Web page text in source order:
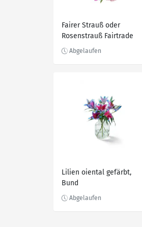
Fairer Strauß oder
Rosenstrauß Fairtrade
Lilien oiental gefärbt,
Bund